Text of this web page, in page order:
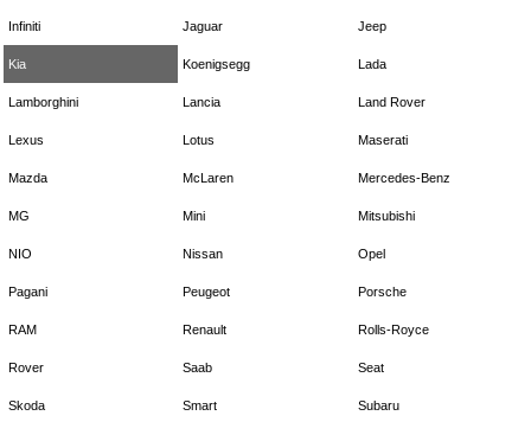
Infiniti Jaguar Jeep
Kia Koenigsegg Lada
Lamborghini Lancia Land Rover
Lexus Lotus Maserati
Mazda McLaren Mercedes-Benz
MG Mini Mitsubishi
NIO Nissan Opel
Pagani Peugeot Porsche
RAM Renault Rolls-Royce
Rover Saab Seat
Skoda Smart Subaru